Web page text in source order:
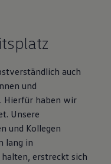
auch
und
Hierfür haben wir
Unsere
und Kollegen
lang in
erstreckt sich